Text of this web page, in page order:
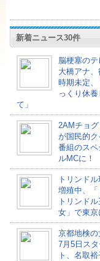
新着ニュース30件
脳梗塞のテ
大橋アナ、
時期未定、
っくり休養
て」
2AMチョグ
が国民的ク
番組のスペ
ルMCに！
トリンド
増殖中、「
トリンドル
女」で東京
京都地検の
7月5日スタ
ト、名取